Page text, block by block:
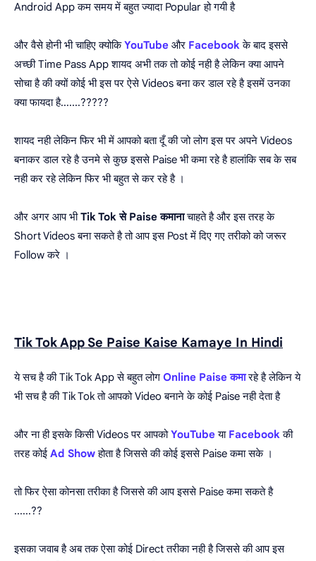
Android App कम समय में बहुत ज्यादा Popular हो गयी है
और वैसे होनी भी चाहिए क्योकिYouTube और Facebookके बाद इससे
अच्छी Time Pass App शायद अभी तक तो कोई नही है लेकिन क्या आपने
सोचा है की क्यों कोई भी इस पर ऐसे Videos बना कर डाल रहे है इसमें उनका
क्या फायदा है.......?????
शायद नही लेकिन फिर भी में आपको बता दूँ की जो लोग इस पर अपने Videos
बनाकर डाल रहे है उनमे से कुछ इससे Paise भी कमा रहे है हालांकि सब के सब
नही कर रहे लेकिन फिर भी बहुत से कर रहे है ।
और अगर आप भीTik Tok से Paise कमानाचाहते है और इस तरह के
Short Videos बना सकते है तो आप इस Post में दिए गए तरीको को जरूर
Follow करे ।
Tik Tok App Se Paise Kaise Kamaye In Hindi
ये सच है की Tik Tok App से बहुत लोग Online Paise कमारहे है लेकिन ये
भी सच है की Tik Tok तो आपको Video बनाने के कोई Paise नही देता है
और ना ही इसके किसी Videos पर आपकोYouTubeया Facebookकी
तरह कोईAd Showहोता है जिससे की कोई इससे Paise कमा सके ।
तो फिर ऐसा कोनसा तरीका है जिससे की आप इससे Paise कमा सकते है
......??
इसका जवाब है अब तक ऐसा कोई Direct तरीका नही है जिससे की आप इस